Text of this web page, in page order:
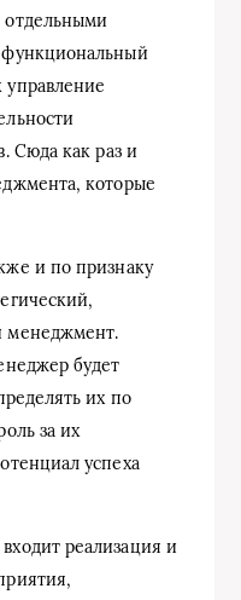
Сюда как раз и
которые
и по признаку
менеджмент.
будет
их по
за их
успеха
реализация и